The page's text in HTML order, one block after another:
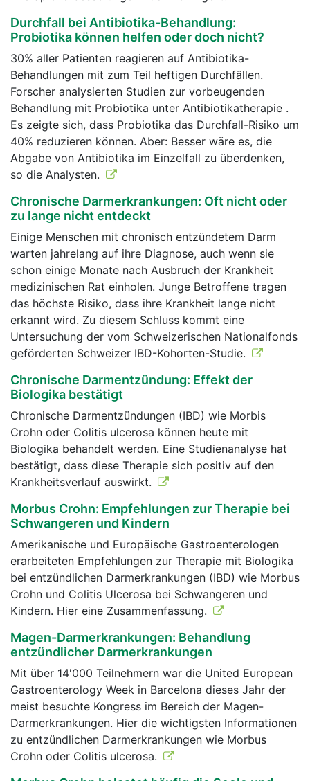
Durchfall bei Antibiotika-Behandlung:
Probiotika können helfen oder doch nicht?
30% aller Patienten reagieren auf Antibiotika-
Behandlungen mit zum Teil heftigen Durchfällen.
Forscher analysierten Studien zur vorbeugenden
Behandlung mit Probiotika unter Antibiotikatherapie .
Es zeigte sich, dass Probiotika das Durchfall-Risiko um
40% reduzieren können. Aber: Besser wäre es, die
Abgabe von Antibiotika im Einzelfall zu überdenken,
so die Analysten.
Chronische Darmerkrankungen: Oft nicht oder
zu lange nicht entdeckt
Einige Menschen mit chronisch entzündetem Darm
warten jahrelang auf ihre Diagnose, auch wenn sie
schon einige Monate nach Ausbruch der Krankheit
medizinischen Rat einholen. Junge Betroffene tragen
das höchste Risiko, dass ihre Krankheit lange nicht
erkannt wird. Zu diesem Schluss kommt eine
Untersuchung der vom Schweizerischen Nationalfonds
geförderten Schweizer IBD-Kohorten-Studie.
Chronische Darmentzündung: Effekt der
Biologika bestätigt
Chronische Darmentzündungen (IBD) wie Morbis
Crohn oder Colitis ulcerosa können heute mit
Biologika behandelt werden. Eine Studienanalyse hat
bestätigt, dass diese Therapie sich positiv auf den
Krankheitsverlauf auswirkt.
Morbus Crohn: Empfehlungen zur Therapie bei
Schwangeren und Kindern
Amerikanische und Europäische Gastroenterologen
erarbeiteten Empfehlungen zur Therapie mit Biologika
bei entzündlichen Darmerkrankungen (IBD) wie Morbus
Crohn und Colitis Ulcerosa bei Schwangeren und
Kindern. Hier eine Zusammenfassung.
Magen-Darmerkrankungen: Behandlung
entzündlicher Darmerkrankungen
Mit über 14'000 Teilnehmern war die United European
Gastroenterology Week in Barcelona dieses Jahr der
meist besuchte Kongress im Bereich der Magen-
Darmerkrankungen. Hier die wichtigsten Informationen
zu entzündlichen Darmerkrankungen wie Morbus
Crohn oder Colitis ulcerosa.